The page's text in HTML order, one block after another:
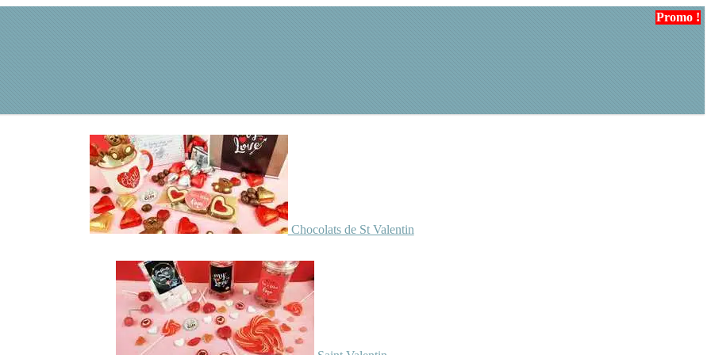
Chocolats de St Valentin
Promo !
Promo !